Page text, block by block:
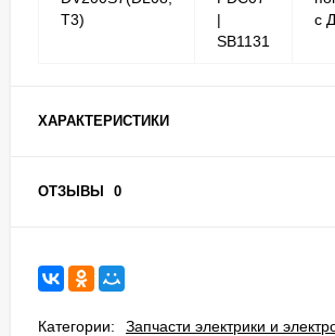
T3)
|
SB1131
с
ХАРАКТЕРИСТИКИ
ОТЗЫВЫ 0
Категории:
Запчасти электрики и